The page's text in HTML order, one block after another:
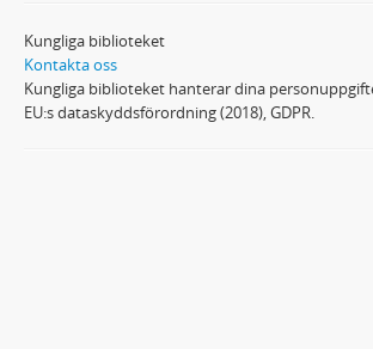
Kungliga biblioteket
Kontakta oss
Kungliga biblioteket hanterar dina
EU:s dataskyddsförordning (2018), GDPR.